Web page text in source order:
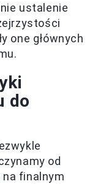
ustalenie
one głównych
do
od
na finalnym